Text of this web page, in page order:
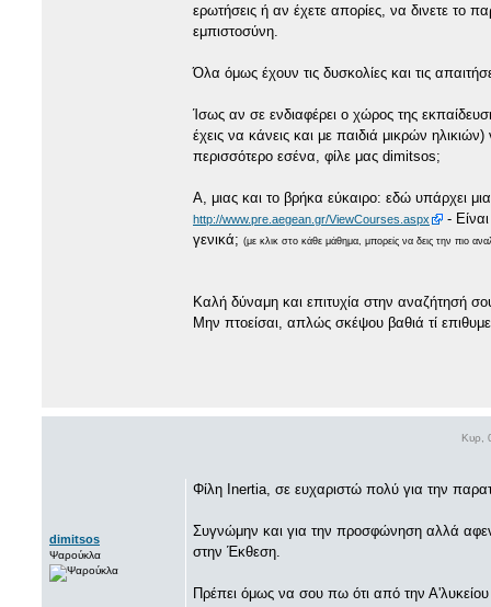
ερωτήσεις ή αν έχετε απορίες, να δινετε
εμπιστοσύνη.
Όλα όμως έχουν τις δυσκολίες και τις
Ίσως αν σε ενδιαφέρει ο χώρος της
έχεις να κάνεις και με παιδιά μικρών
περισσότερο εσένα, φίλε μας dimitsos;
Α, μιας και το βρήκα εύκαιρο: εδώ υπάρχει
http://www.pre.aegean.gr/ViewCourses.aspx
-
γενικά; (με κλικ στο κάθε μάθημα, μπορείς να δεις την πιο
Καλή δύναμη και επιτυχία στην αναζήτησή
Μην πτοείσαι, απλώς σκέψου βαθιά τί
Κυρ,
dimitsos
Ψαρούκλα
Φίλη Inertia, σε ευχαριστώ πολύ για την
Συγνώμην και για την προσφώνηση αλλά
στην Έκθεση.
Πρέπει όμως να σου πω ότι από την